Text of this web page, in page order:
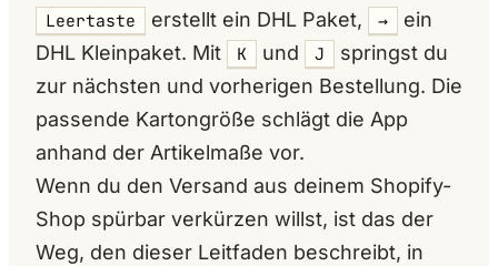
Leertaste erstellt ein DHL Paket, →
ein
DHL Kleinpaket. Mit
K und J
springst du
zur nächsten und vorherigen Bestellung. Die
passende Kartongröße schlägt die App
anhand der Artikelmaße vor.
Wenn du den Versand aus deinem Shopify-
Shop spürbar verkürzen willst, ist das der
Weg, den dieser Leitfaden beschreibt, in